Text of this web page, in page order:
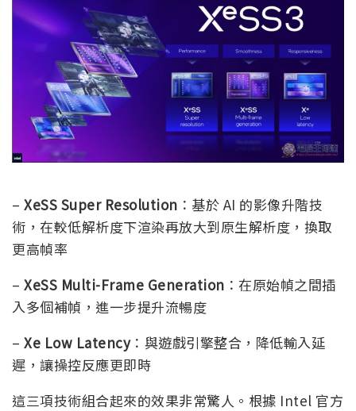
– XeSS Super Resolution ：基於 AI 的影像升階技
術，在較低解析度下渲染再放大到原生解析度，換取
更高幀率
– XeSS Multi-Frame Generation ：在原始幀之間插
入多個補幀，進一步提升流暢度
– Xe Low Latency：與遊戲引擎整合，降低輸入延
遲，讓操控反應更即時
這三項技術組合起來的效果非常驚人。根據 Intel 官方